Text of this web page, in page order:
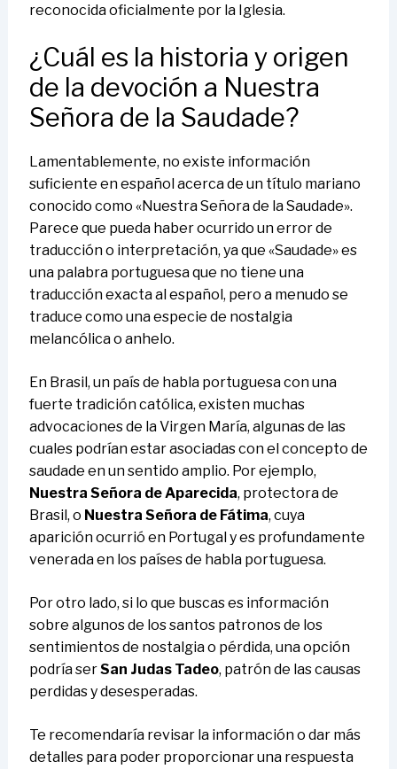
reconocida oficialmente por la Iglesia.
¿Cuál es la historia y origen
de la devoción a Nuestra
Señora de la Saudade?
Lamentablemente, no existe información
suficiente en español acerca de un título mariano
conocido como «Nuestra Señora de la Saudade».
Parece que pueda haber ocurrido un error de
traducción o interpretación, ya que «Saudade» es
una palabra portuguesa que no tiene una
traducción exacta al español, pero a menudo se
traduce como una especie de nostalgia
melancólica o anhelo.
En Brasil, un país de habla portuguesa con una
fuerte tradición católica, existen muchas
advocaciones de la Virgen María, algunas de las
cuales podrían estar asociadas con el concepto de
saudade en un sentido amplio. Por ejemplo,
Nuestra Señora de Aparecida, protectora de
Brasil, o Nuestra Señora de Fátima, cuya
aparición ocurrió en Portugal y es profundamente
venerada en los países de habla portuguesa.
Por otro lado, si lo que buscas es información
sobre algunos de los santos patronos de los
sentimientos de nostalgia o pérdida, una opción
podría serSan Judas Tadeo, patrón de las causas
perdidas y desesperadas.
Te recomendaría revisar la información o dar más
detalles para poder proporcionar una respuesta